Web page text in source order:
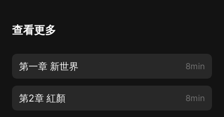
查看更多
第一章 新世界 8min
第2章 紅顏 8min